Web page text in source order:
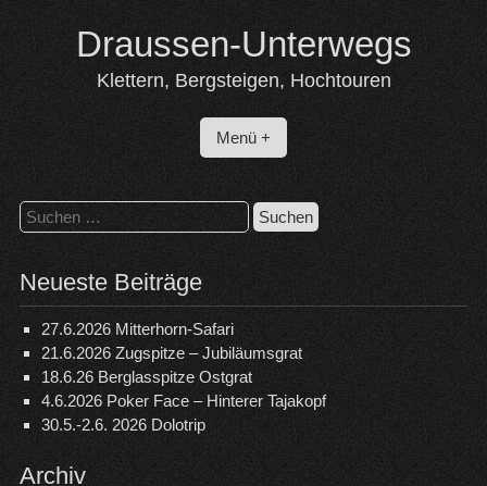
content
Draussen-Unterwegs
Klettern, Bergsteigen, Hochtouren
Menü +
Suchen
nach:
Neueste Beiträge
27.6.2026 Mitterhorn-Safari
21.6.2026 Zugspitze – Jubiläumsgrat
18.6.26 Berglasspitze Ostgrat
4.6.2026 Poker Face – Hinterer Tajakopf
30.5.-2.6. 2026 Dolotrip
Archiv